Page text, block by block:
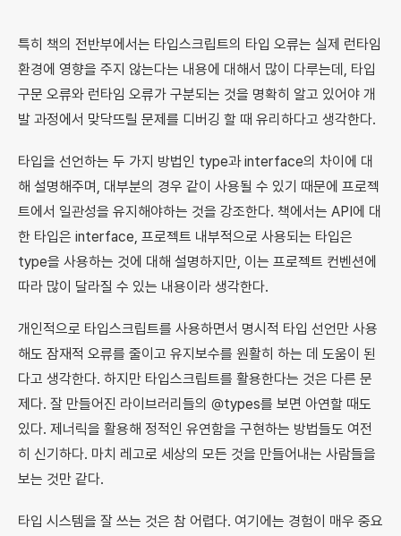
특히 책의 전반부에서는 타입스크립트의 타입 오류는 실제 런타임
환경에 영향을 주지 않는다는 내용에 대해서 많이 다루는데, 타입
구문 오류와 런타임 오류가 구분되는 것을 명확히 알고 있어야 개
발 과정에서 맞닥뜨릴 문제를 디버깅 할 때 유리하다고 생각한다.
타입을 선언하는 두 가지 방법인 type과 interface의 차이에 대
해 설명해주며, 대부분의 경우 같이 사용될 수 있기 때문에 프로젝
트에서 일관성을 유지해야하는 것을 강조한다. 책에서는 API에 대
한 타입은 interface, 프로젝트 내부적으로 사용되는 타입은
type을 사용하는 것에 대해 설명하지만, 이는 프로젝트 컨벤션에
따라 많이 달라질 수 있는 내용이라 생각한다.
개인적으로 타입스크립트를 사용하면서 명시적 타입 선언만 사용
해도 잠재적 오류를 줄이고 유지보수를 원활히 하는 데 도움이 된
다고 생각한다. 하지만 타입스크립트를 활용한다는 것은 다른 문
제다. 잘 만들어진 라이브러리들의 @types를 보면 아연할 때도
있다. 제너릭을 활용해 정적인 유연함을 구현하는 방법들도 여전
히 신기하다. 마치 레고로 세상의 모든 것을 만들어내는 사람들을
보는 것만 같다.
타입 시스템을 잘 쓰는 것은 참 어렵다. 여기에는 경험이 매우 중요